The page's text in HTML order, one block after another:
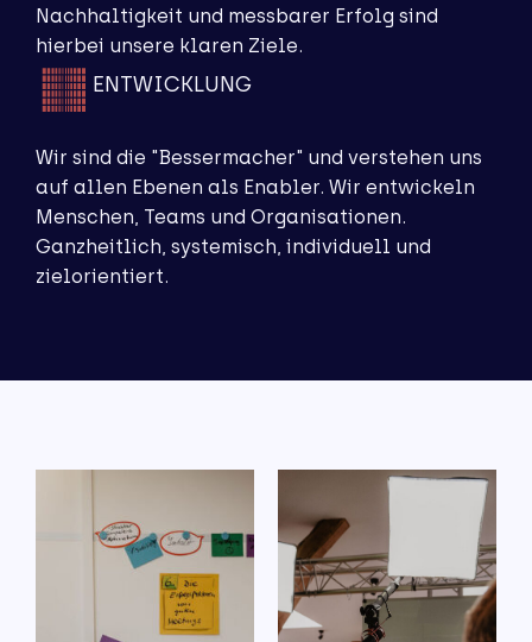
Nachhaltigkeit und messbarer Erfolg sind
hierbei unsere klaren Ziele.
ENTWICKLUNG
Wir sind die "Bessermacher" und verstehen uns
auf allen Ebenen als Enabler. Wir entwickeln
Menschen, Teams und Organisationen.
Ganzheitlich, systemisch, individuell und
zielorientiert.